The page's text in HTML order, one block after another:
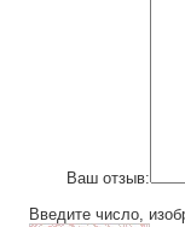
Ваш отзыв:
Введите число,